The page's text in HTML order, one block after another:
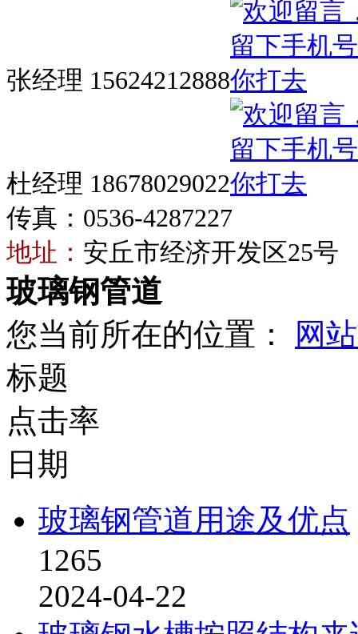
张经理 15624212888
杜经理 18678029022
传真：0536-4287227
地址： 安丘市经济开发区25号
玻璃钢管道
您当前所在的位置：
网
标题
点击率
日期
玻璃钢管道用途及优点
1265
2024-04-22